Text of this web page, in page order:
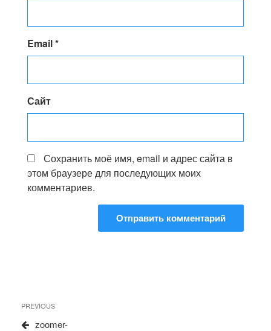
Email*
Сайт
Сохранить моё имя, email и адрес сайта в
этом браузере для последующих моих
комментариев.
Previous
Post
PREVIOUS
zoomer-